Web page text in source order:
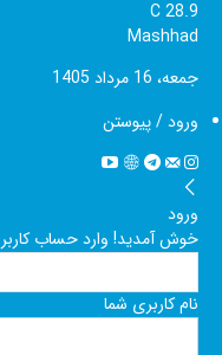
28.9
C
Mashhad
جمعه، 16 مرداد 1405
ورود / پیوستن
ورود
خوش آمدید! وارد حساب
نام کاربری شما